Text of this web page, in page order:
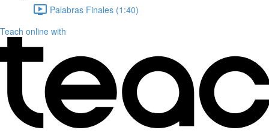
Palabras Finales (1:40)
Teach online with